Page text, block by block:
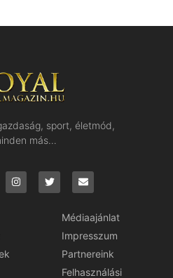
sport, életmód,
más…
Médiaajánlat
Impresszum
Partnereink
Felhasználási